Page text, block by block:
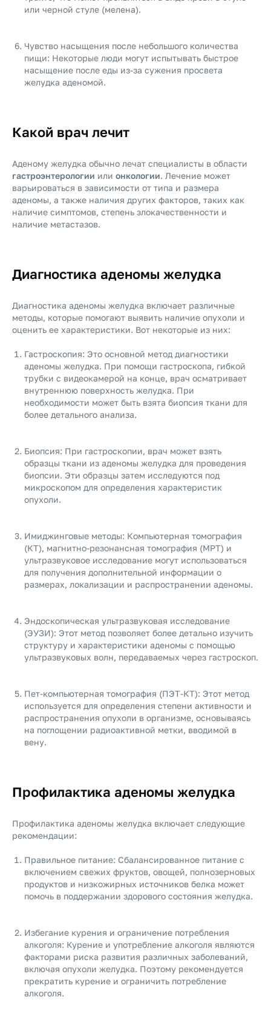
или черной стуле (мелена).
Чувство насыщения после небольшого количества
пищи: Некоторые люди могут испытывать быстрое
насыщение после еды из-за сужения просвета
желудка аденомой.
Какой врач лечит
Аденому желудка обычно лечат специалисты в области
гастроэнтерологии или онкологии. Лечение может
варьироваться в зависимости от типа и размера
аденомы, а также наличия других факторов, таких как
наличие симптомов, степень злокачественности и
наличие метастазов.
Диагностика аденомы желудка
Диагностика аденомы желудка включает различные
методы, которые помогают выявить наличие опухоли и
оценить ее характеристики. Вот некоторые из них:
Гастроскопия: Это основной метод диагностики
аденомы желудка. При помощи гастроскопа, гибкой
трубки с видеокамерой на конце, врач осматривает
внутреннюю поверхность желудка. При
необходимости может быть взята биопсия ткани для
более детального анализа.
Биопсия: При гастроскопии, врач может взять
образцы ткани из аденомы желудка для проведения
биопсии. Эти образцы затем исследуются под
микроскопом для определения характеристик
опухоли.
Имиджинговые методы: Компьютерная томография
(КТ), магнитно-резонансная томография (МРТ) и
ультразвуковое исследование могут использоваться
для получения дополнительной информации о
размерах, локализации и распространении аденомы.
Эндоскопическая ультразвуковая исследование
(ЭУЗИ): Этот метод позволяет более детально изучить
структуру и характеристики аденомы с помощью
ультразвуковых волн, передаваемых через гастроскоп.
Пет-компьютерная томография (ПЭТ-КТ): Этот метод
используется для определения степени активности и
распространения опухоли в организме, основываясь
на поглощении радиоактивной метки, вводимой в
вену.
Профилактика аденомы желудка
Профилактика аденомы желудка включает следующие
рекомендации:
Правильное питание: Сбалансированное питание с
включением свежих фруктов, овощей, полнозерновых
продуктов и низкожирных источников белка может
помочь в поддержании здорового состояния желудка.
Избегание курения и ограничение потребления
алкоголя: Курение и употребление алкоголя являются
факторами риска развития различных заболеваний,
включая опухоли желудка. Поэтому рекомендуется
прекратить курение и ограничить потребление
алкоголя.